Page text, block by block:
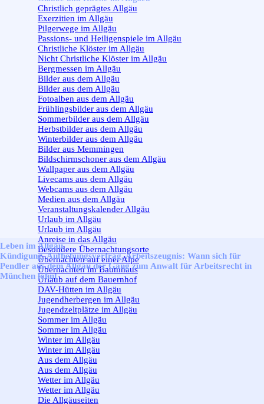
Christlich geprägtes Allgäu
Exerzitien im Allgäu
Pilgerwege im Allgäu
Passions- und Heiligenspiele im Allgäu
Christliche Klöster im Allgäu
Nicht Christliche Klöster im Allgäu
Bergmessen im Allgäu
Bilder aus dem Allgäu
Bilder aus dem Allgäu
Fotoalben aus dem Allgäu
Frühlingsbilder aus dem Allgäu
Sommerbilder aus dem Allgäu
Herbstbilder aus dem Allgäu
Winterbilder aus dem Allgäu
Bilder aus Memmingen
Bildschirmschoner aus dem Allgäu
Wallpaper aus dem Allgäu
Livecams aus dem Allgäu
Webcams aus dem Allgäu
Medien aus dem Allgäu
Veranstaltungskalender Allgäu
Urlaub im Allgäu
Urlaub im Allgäu
Anreise in das Allgäu
Besondere Übernachtungsorte
Übernachten auf einer Alpe
Übernachten im Baumhaus
Urlaub auf dem Bauernhof
DAV-Hütten im Allgäu
Jugendherbergen im Allgäu
Jugendzeltplätze im Allgäu
Sommer im Allgäu
Sommer im Allgäu
Winter im Allgäu
Winter im Allgäu
Aus dem Allgäu
Aus dem Allgäu
Wetter im Allgäu
Wetter im Allgäu
Die Allgäuseiten
Leben im Allgäu
Kündigung, Aufhebungsvertrag, Arbeitszeugnis: Wann sich für
Pendler aus dem Allgäu der Gang zum Anwalt für Arbeitsrecht in
München lohnt